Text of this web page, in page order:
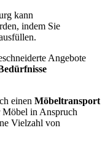
kann
indem Sie
Angebote
einen Möbeltransport
Möbel in Anspruch
Vielzahl von